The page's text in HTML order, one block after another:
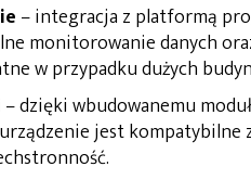
– integracja z platformą
monitorowanie danych
w przypadku dużych
– dzięki wbudowanemu
jest kompatybilne